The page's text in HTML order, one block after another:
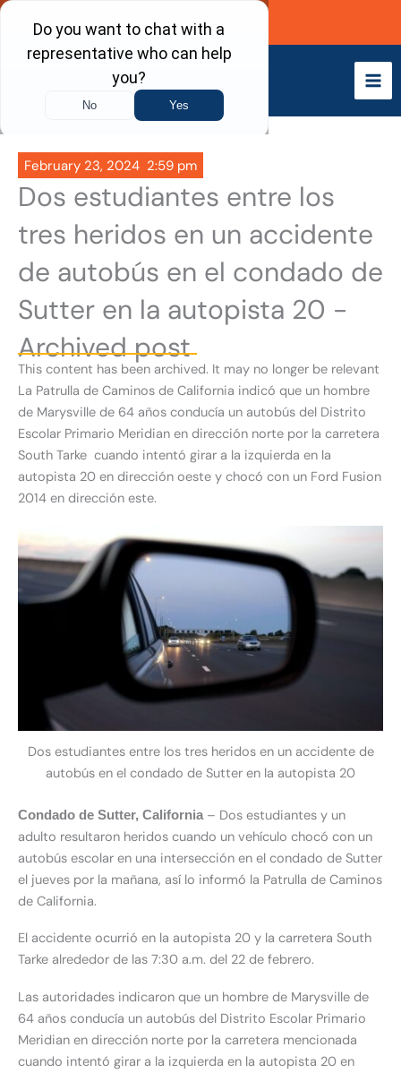
Skip
content
Call Now
February 23, 2024 2:59 pm
Dos estudiantes entre los
tres heridos en un accidente
de autobús en el condado de
Sutter en la autopista 20 -
Archived post
This content has been archived. It may no longer be relevant
La Patrulla de Caminos de California indicó que un hombre
de Marysville de 64 años conducía un autobús del Distrito
Escolar Primario Meridian en dirección norte por la carretera
South Tarke cuando intentó girar a la izquierda en la
autopista 20 en dirección oeste y chocó con un Ford Fusion
2014 en dirección este.
Dos estudiantes entre los tres heridos en un accidente de
autobús en el condado de Sutter en la autopista 20
Condado de Sutter, California – Dos estudiantes y un
adulto resultaron heridos cuando un vehículo chocó con un
autobús escolar en una intersección en el condado de Sutter
el jueves por la mañana, así lo informó la Patrulla de Caminos
de California.
El accidente ocurrió en la autopista 20 y la carretera South
Tarke alrededor de las 7:30 a.m. del 22 de febrero.
Las autoridades indicaron que un hombre de Marysville de
64 años conducía un autobús del Distrito Escolar Primario
Meridian en dirección norte por la carretera mencionada
cuando intentó girar a la izquierda en la autopista 20 en